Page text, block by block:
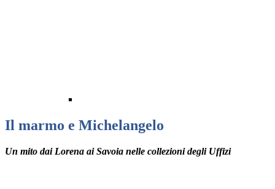
Il marmo e Michelangelo
Un mito dai Lorena ai Savoia nelle collezioni degli Uffizi